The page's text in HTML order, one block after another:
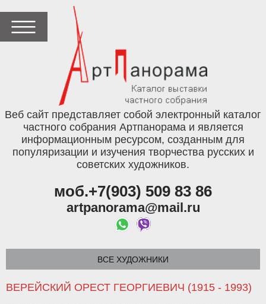
Веб сайт представляет собой электронный каталог
частного собрания Артпанорама и является
информационным ресурсом, созданным для
популяризации и изучения творчества русских и
советских художников.
моб.+7(903) 509 83 86
artpanorama@mail.ru
ВСЕ ХУДОЖНИКИ
ВЕРЕЙСКИЙ ОРЕСТ ГЕОРГИЕВИЧ (1915 - 1993)